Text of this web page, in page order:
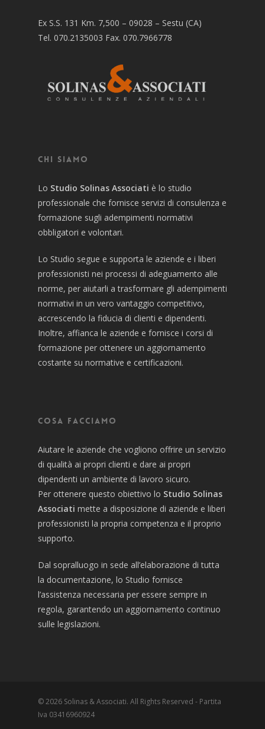
Ex S.S. 131 Km. 7,500 – 09028 – Sestu (CA)
Tel. 070.2135003 Fax. 070.7966778
Chi siamo
Lo Studio Solinas Associati è lo studio
professionale che fornisce servizi di consulenza e
formazione sugli adempimenti normativi
obbligatori e volontari.
Lo Studio segue e supporta le aziende e i liberi
professionisti nei processi di adeguamento alle
norme, per aiutarli a trasformare gli adempimenti
normativi in un vero vantaggio competitivo,
accrescendo la fiducia di clienti e dipendenti.
Inoltre, affianca le aziende e fornisce i corsi di
formazione per ottenere un aggiornamento
costante su normative e certificazioni.
Cosa facciamo
Aiutare le aziende che vogliono offrire un servizio
di qualità ai propri clienti e dare ai propri
dipendenti un ambiente di lavoro sicuro.
Per ottenere questo obiettivo lo Studio Solinas
Associati mette a disposizione di aziende e liberi
professionisti la propria competenza e il proprio
supporto.
Dal sopralluogo in sede all’elaborazione di tutta
la documentazione, lo Studio fornisce
l’assistenza necessaria per essere sempre in
regola, garantendo un aggiornamento continuo
sulle legislazioni.
© 2026 Solinas & Associati. All Rights Reserved - Partita
Iva 03416960924